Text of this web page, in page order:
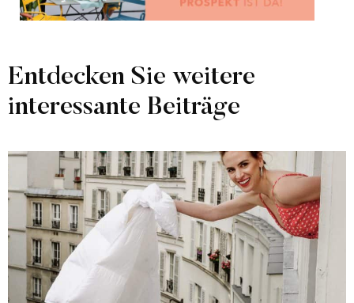
Entdecken Sie weitere
interessante Beiträge